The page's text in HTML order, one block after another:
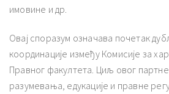
имовине и др.
Овај споразум означава почетак
координације између Комисије за
Правног факултета. Циљ овог
разумевања, едукације и правне